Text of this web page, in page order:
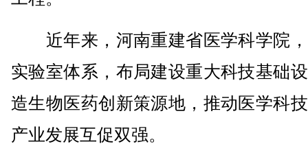
近年来，河南重建省医学科学院
实验室体系，布局建设重大科技基础
造生物医药创新策源地，推动医学科
产业发展互促双强。